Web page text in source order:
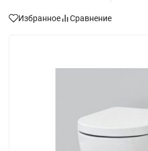
Избранное Сравнение